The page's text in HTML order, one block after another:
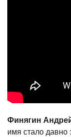
Финягин
имя стало